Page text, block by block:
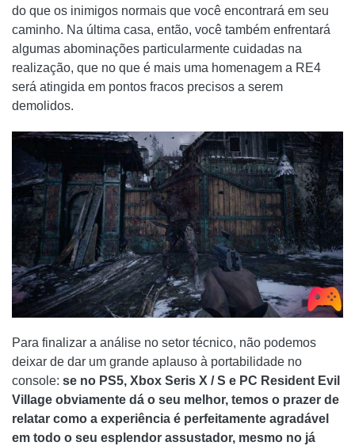
do que os inimigos normais que você encontrará em seu
caminho. Na última casa, então, você também enfrentará
algumas abominações particularmente cuidadas na
realização, que no que é mais uma homenagem a RE4
será atingida em pontos fracos precisos a serem
demolidos.
Para finalizar a análise no setor técnico, não podemos
deixar de dar um grande aplauso à portabilidade no
console: se no PS5, Xbox Seris X / S e PC Resident Evil
Village obviamente dá o seu melhor, temos o prazer de
relatar como a experiência é perfeitamente agradável
em todo o seu esplendor assustador, mesmo no já